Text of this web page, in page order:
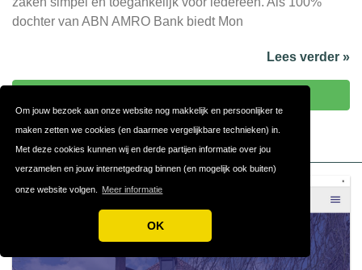
Om jouw bezoek aan onze website nog makkelijk en persoonlijker te
maken zetten we cookies (en daarmee vergelijkbare technieken) in.
Met deze cookies kunnen wij en derde partijen informatie over jou
verzamelen en jouw internetgedrag binnen (en mogelijk ook buiten)
onze website volgen. Meer informatie
OK
dochter van ABN AMRO Bank biedt Mon
Lees verder »